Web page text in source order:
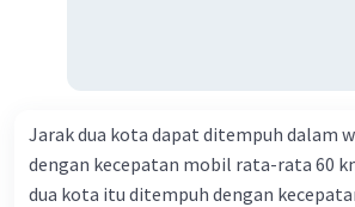
Jarak dua kota dapat ditempuh dalam
dengan kecepatan mobil rata-rata 60
dua kota itu ditempuh dengan